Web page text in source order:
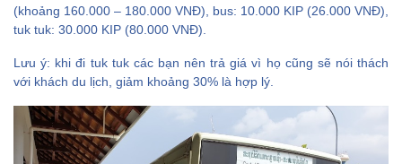
(khoảng 160.000 – 180.000 VNĐ), bus: 10.000 KIP (26.000 VNĐ),
tuk tuk: 30.000 KIP (80.000 VNĐ).
Lưu ý: khi đi tuk tuk các bạn nên trả giá vì họ cũng sẽ nói thách
với khách du lịch, giảm khoảng 30% là hợp lý.